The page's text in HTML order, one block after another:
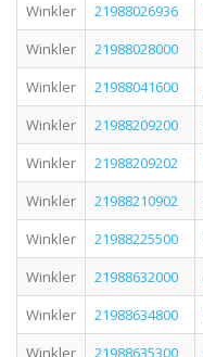
Winkler
21988026936
Winkler
21988028000
Winkler
21988041600
Winkler
21988209200
Winkler
21988209202
Winkler
21988210902
Winkler
21988225500
Winkler
21988632000
Winkler
21988634800